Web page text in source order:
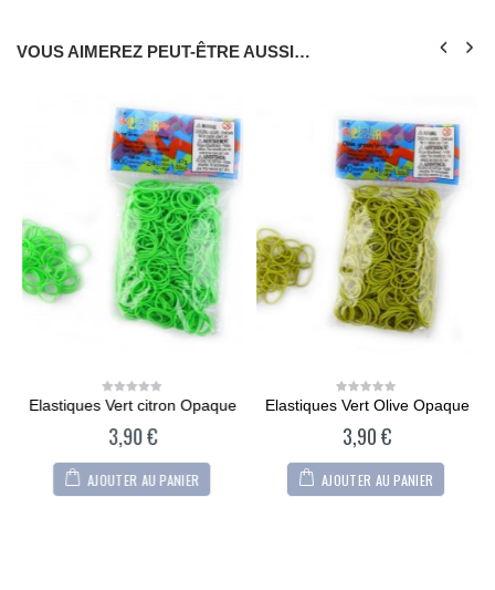
VOUS AIMEREZ PEUT-ÊTRE AUSSI…
0
of
Elastiques Vert citron Opaque
3,90€
AJOUTER AU PANIER
0
of
Elastiques Vert Olive Opaque
3,90€
AJOUTER AU PANIER